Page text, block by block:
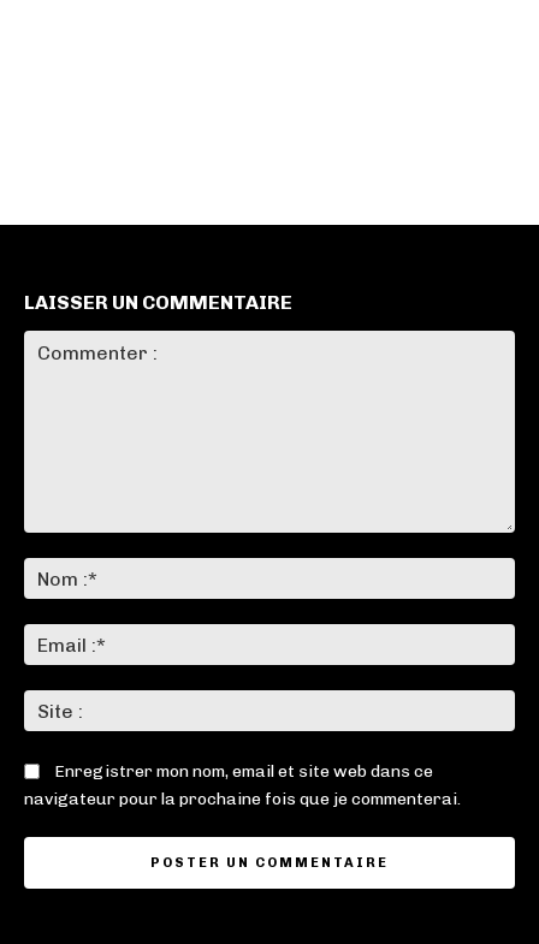
LAISSER UN COMMENTAIRE
:*
:*
:
Enregistrer mon nom, email et site web dans ce
navigateur pour la prochaine fois que je commenterai.